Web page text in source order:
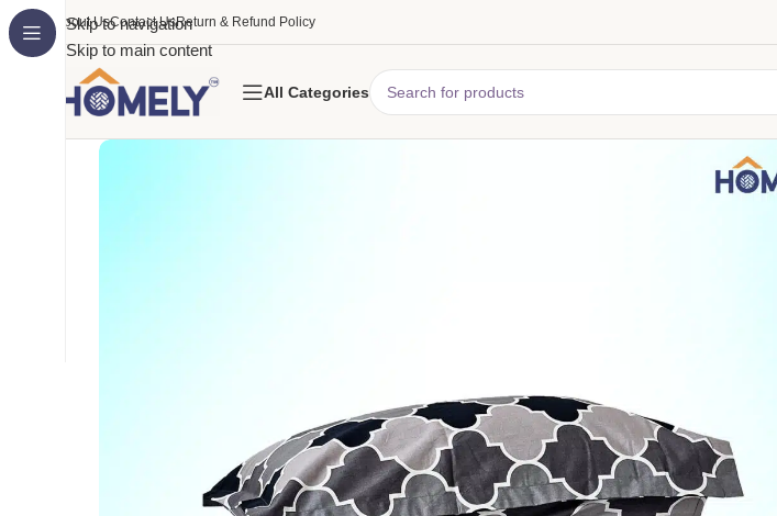
Skip to navigation
Skip to main content
About UsContact UsReturn & Refund Policy
All Categories